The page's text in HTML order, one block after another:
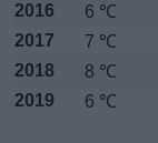
2016
6 ℃
2017
7 ℃
2018
8 ℃
2019
6 ℃